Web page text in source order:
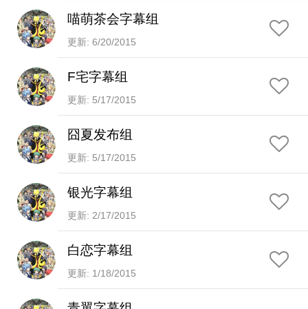
喵萌茶会字幕组
更新: 6/20/2015
F宅字幕组
更新: 5/17/2015
囧夏发布组
更新: 5/17/2015
银光字幕组
更新: 2/17/2015
白恋字幕组
更新: 1/18/2015